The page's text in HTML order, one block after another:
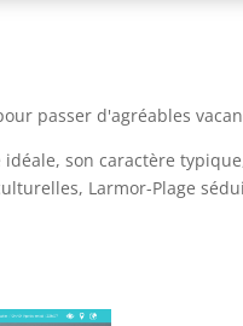
passer d'agréables
son caractère
Larmor-Plage